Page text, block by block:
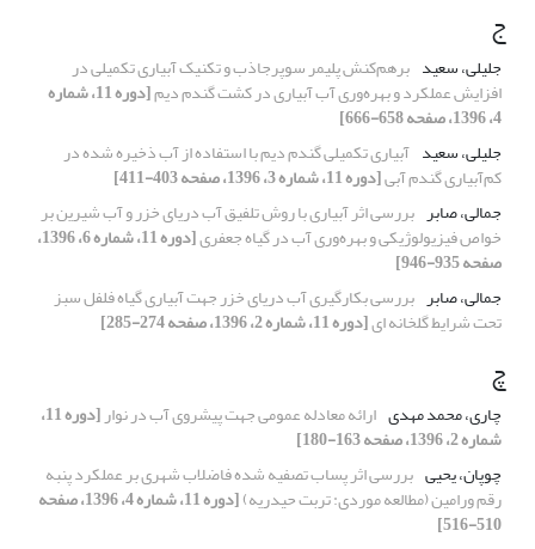
ج
جلیلی، سعید برهم‌کنش پلیمر سوپرجاذب و تکنیک آبیاری تکمیلی در
افزایش عملکرد و بهره‌وری آب آبیاری در کشت گندم دیم [دوره 11، شماره
4، 1396، صفحه 658-666]
جلیلی، سعید آبیاری تکمیلی گندم دیم با استفاده از آب ذخیره شده در
کم‌آبیاری گندم آبی[دوره 11، شماره 3، 1396، صفحه 403-411]
جمالی، صابر بررسی اثر آبیاری با روش تلفیق آب دریای خزر و آب شیرین بر
خواص فیزیولوژیکی و بهره‌وری آب در گیاه جعفری [دوره 11، شماره 6، 1396،
صفحه 935-946]
جمالی، صابر بررسی بکارگیری آب دریای خزر جهت آبیاری گیاه فلفل سبز
تحت شرایط گلخانه ای[دوره 11، شماره 2، 1396، صفحه 274-285]
چ
چاری، محمد مهدی ارائه معادله عمومی جهت پیشروی آب در نوار [دوره 11،
شماره 2، 1396، صفحه 163-180]
چوپان، یحیی بررسی اثر پساب تصفیه شده فاضلاب شهری بر عملکرد پنبه
رقم ورامین (مطالعه موردی: تربت حیدریه) [دوره 11، شماره 4، 1396، صفحه
510-516]